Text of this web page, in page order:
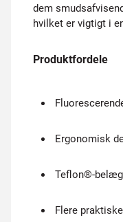
dem
hvilket er vigtigt i
Produktfordele
Ergonomisk
Teflon®-
Flere